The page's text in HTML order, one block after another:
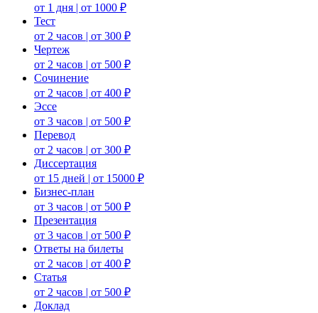
от 1 дня | от 1000 ₽
Тест
от 2 часов | от 300 ₽
Чертеж
от 2 часов | от 500 ₽
Сочинение
от 2 часов | от 400 ₽
Эссе
от 3 часов | от 500 ₽
Перевод
от 2 часов | от 300 ₽
Диссертация
от 15 дней | от 15000 ₽
Бизнес-план
от 3 часов | от 500 ₽
Презентация
от 3 часов | от 500 ₽
Ответы на билеты
от 2 часов | от 400 ₽
Статья
от 2 часов | от 500 ₽
Доклад